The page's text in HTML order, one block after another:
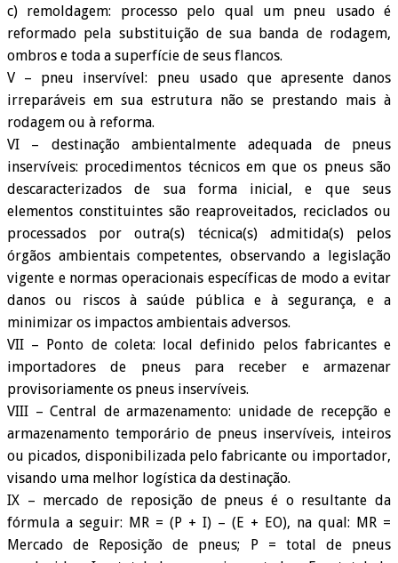
c) remoldagem: processo pelo qual um pneu usado é
reformado pela substituição de sua banda de rodagem,
ombros e toda a superfície de seus flancos.
V – pneu inservível: pneu usado que apresente danos
irreparáveis em sua estrutura não se prestando mais à
rodagem ou à reforma.
VI – destinação ambientalmente adequada de pneus
inservíveis: procedimentos técnicos em que os pneus são
descaracterizados de sua forma inicial, e que seus
elementos constituintes são reaproveitados, reciclados ou
processados por outra(s) técnica(s) admitida(s) pelos
órgãos ambientais competentes, observando a legislação
vigente e normas operacionais específicas de modo a evitar
danos ou riscos à saúde pública e à segurança, e a
minimizar os impactos ambientais adversos.
VII – Ponto de coleta: local definido pelos fabricantes e
importadores de pneus para receber e armazenar
provisoriamente os pneus inservíveis.
VIII – Central de armazenamento: unidade de recepção e
armazenamento temporário de pneus inservíveis, inteiros
ou picados, disponibilizada pelo fabricante ou importador,
visando uma melhor logística da destinação.
IX – mercado de reposição de pneus é o resultante da
fórmula a seguir: MR = (P + I) – (E + EO), na qual: MR =
Mercado de Reposição de pneus; P = total de pneus